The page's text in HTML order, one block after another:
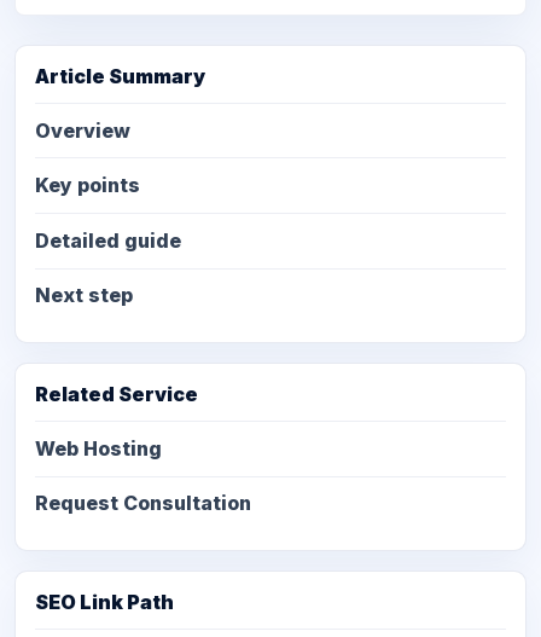
Article Summary
Overview
Key points
Detailed guide
Next step
Related Service
Web Hosting
Request Consultation
SEO Link Path